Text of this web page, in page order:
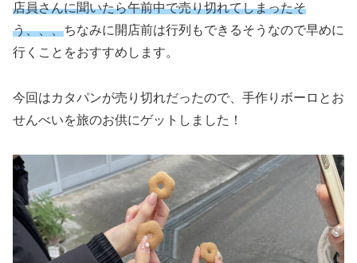
店員さんに聞いたら午前中で売り切れてしまったそ
う、、、ちなみに開店前は行列もできるそうなので早めに
行くことをおすすめします。
今回はカタパンが売り切れだったので、手作りボーロとお
せんべいを旅のお供にゲットしました！